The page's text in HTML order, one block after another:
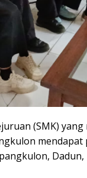
(SMK)
mendapat
Dadun,